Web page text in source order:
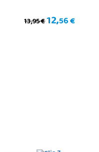
13,95 €12,56 €